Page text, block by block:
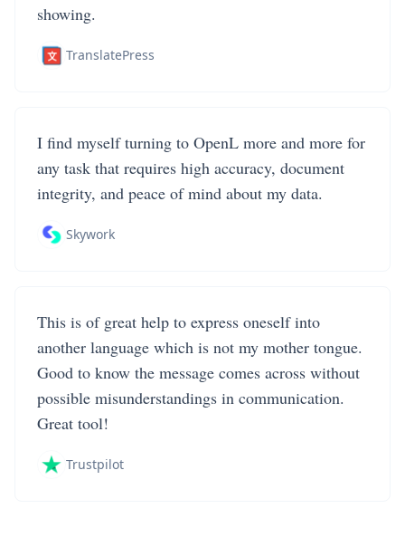
showing.
TranslatePress
I find myself turning to OpenL more and more for
any task that requires high accuracy, document
integrity, and peace of mind about my data.
Skywork
This is of great help to express oneself into
another language which is not my mother tongue.
Good to know the message comes across without
possible misunderstandings in communication.
Great tool!
Trustpilot